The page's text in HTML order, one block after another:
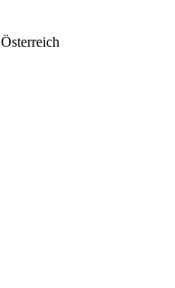
Österreich